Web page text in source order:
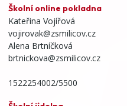
Školní online pokladna
Kateřina Vojířová
vojirovak@zsmilicov.cz
Alena Brtníčková
brtnickova@zsmilicov.cz
1522254002/5500